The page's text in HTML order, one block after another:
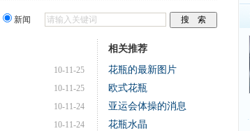
新闻
10-11-25
10-11-25
10-11-24
10-11-24
相关推荐
花瓶的最新图片
欧式花瓶
亚运会体操的消息
花瓶水晶